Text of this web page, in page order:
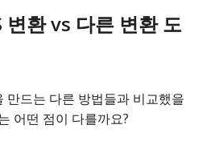
변환 vs 다른 변환 도
만드는 다른 방법들과 비교했을
어떤 점이 다를까요?